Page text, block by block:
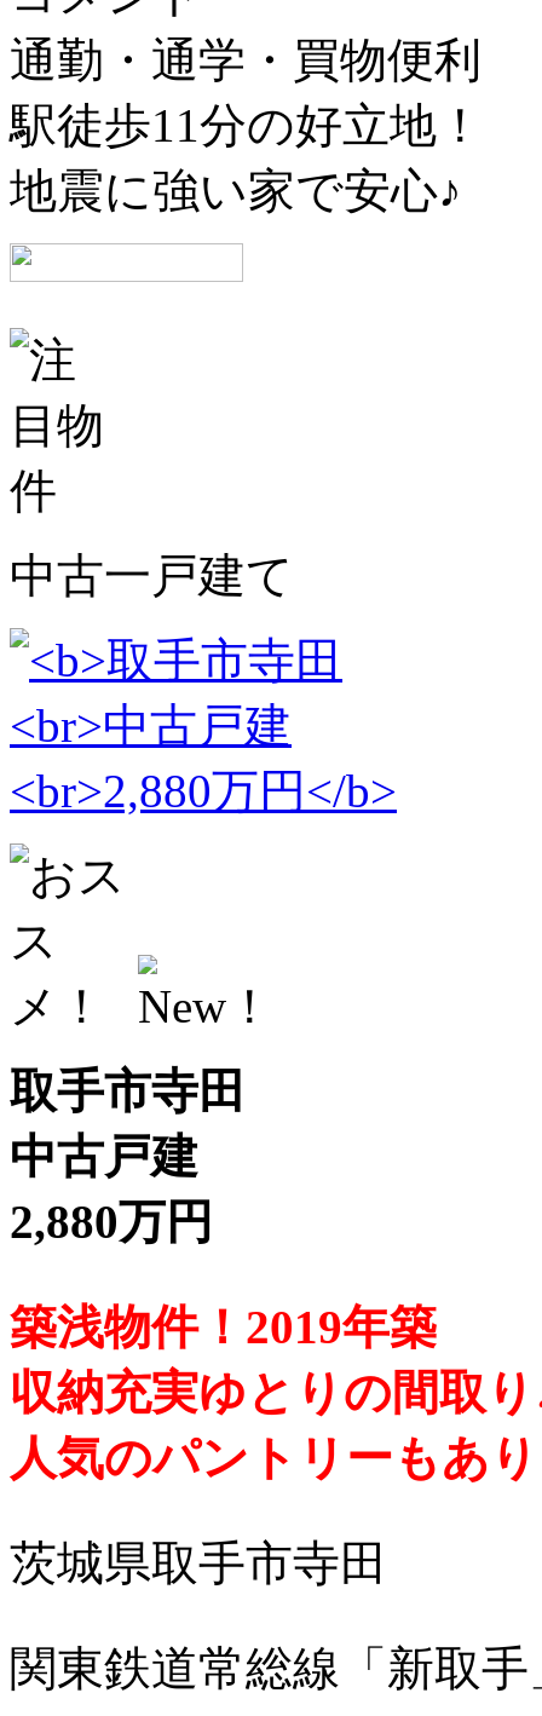
通勤・通学・買物便利
駅徒歩11分の好立地！
地震に強い家で安心♪
中古一戸建て
取手市寺田
中古戸建
2,880万円
築浅物件！2019年築
収納充実ゆとりの間取
人気のパントリーもあ
茨城県取手市寺田
関東鉄道常総線「新取